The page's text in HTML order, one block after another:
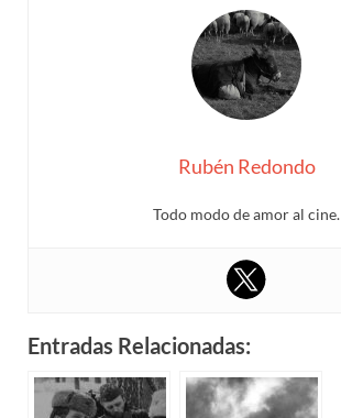
Rubén Redondo
Todo modo de amor al cine.
Entradas Relacionadas: